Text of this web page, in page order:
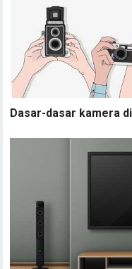
Dasar-dasar kamera